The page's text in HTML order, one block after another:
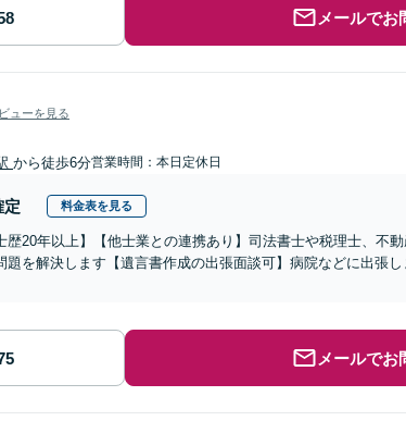
メールでお
ューを見る
から徒歩6分営業時間：本日定休日
定 料金表を見る
歴20年以上】【他士業との連携あり】司法書士や税理士、不
題を解決します【遺言書作成の出張面談可】病院などに出張
メールでお